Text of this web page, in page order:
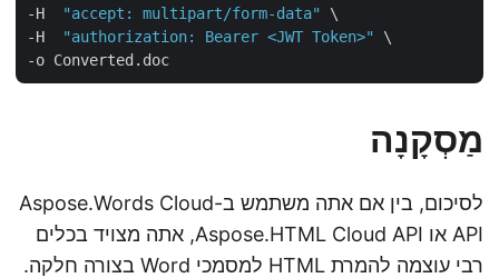
-H "accept: multipart/form-data" \
-H "authorization: Bearer <JWT Token>" \
מַסְקָנָה
לסיכום, בין אם אתה משתמש ב-Aspose.Words Cloud
API או Aspose.HTML Cloud API, אתה מצויד בכלים
רבי עוצמה להמרת HTML למסמכי Word בצורה חלקה.